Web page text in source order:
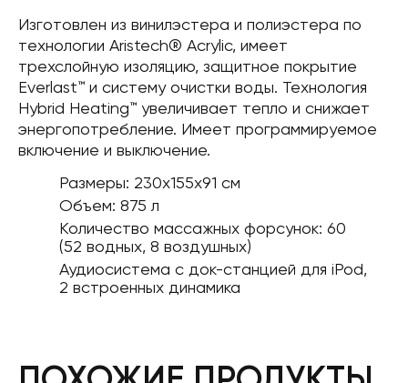
Изготовлен из винилэстера и полиэстера по
технологии Aristech® Acrylic, имеет
трехслойную изоляцию, защитное покрытие
Everlast™ и систему очистки воды. Технология
Hybrid Heating™ увеличивает тепло и снижает
энергопотребление. Имеет программируемое
включение и выключение.
Размеры: 230x155x91 см
Объем: 875 л
Количество массажных форсунок: 60
(52 водных, 8 воздушных)
Аудиосистема с док-станцией для iPod,
2 встроенных динамика